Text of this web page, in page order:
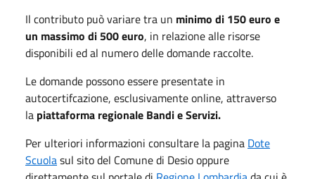
Il contributo può variare tra un minimo di 150 euro e
un massimo di 500 euro, in relazione alle risorse
disponibili ed al numero delle domande raccolte.
Le domande possono essere presentate in
autocertifcazione, esclusivamente online, attraverso
la piattaforma regionale Bandi e Servizi.
Per ulteriori informazioni consultare la pagina Dote
Scuolasul sito del Comune di Desio oppure